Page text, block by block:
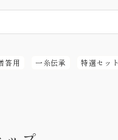
答用 一糸伝承 特選セット